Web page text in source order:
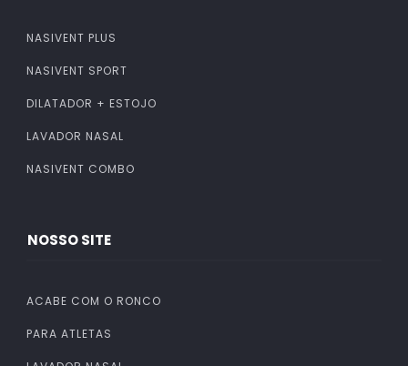
NASIVENT PLUS
NASIVENT SPORT
DILATADOR + ESTOJO
LAVADOR NASAL
NASIVENT COMBO
NOSSO SITE
ACABE COM O RONCO
PARA ATLETAS